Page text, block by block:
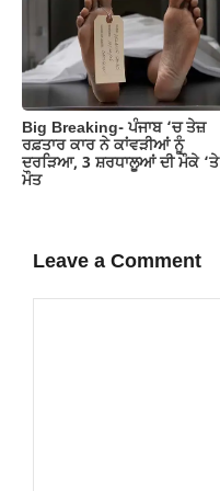
Big Breaking- ਪੰਜਾਬ ‘ਚ ਤੇਜ਼
ਰਫ਼ਤਾਰ ਕਾਰ ਨੇ ਕਾਂਵੜੀਆਂ ਨੂੰ
ਦਰੜਿਆ, 3 ਸ਼ਰਧਾਲੂਆਂ ਦੀ ਮੌਕੇ ‘ਤੇ
ਮੌਤ
Leave a Comment